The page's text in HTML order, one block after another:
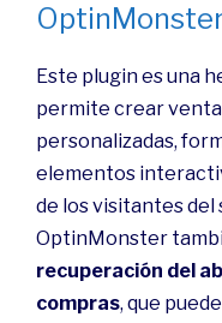
Este plugin es una
permite crear
personalizadas,
elementos
de los visitantes
OptinMonster
recuperación del
compras, que